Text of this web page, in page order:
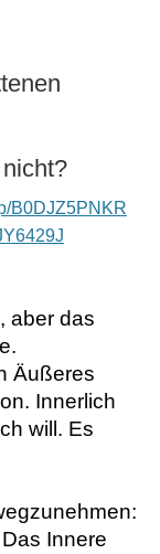
B0DJZ5PNKR
aber das
Äußeres
Innerlich
will. Es
Innere